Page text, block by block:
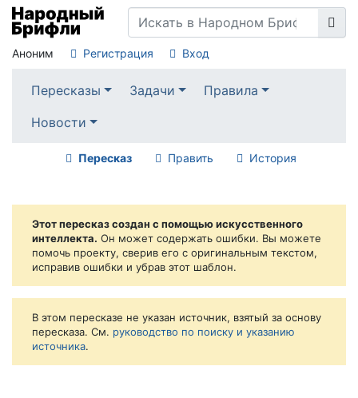
Аноним Регистрация Вход
Пересказы Задачи
Правила
Новости
Пересказ Править История
Этот пересказ создан с помощью искусственного
интеллекта. Он может содержать ошибки. Вы можете
помочь проекту, сверив его с оригинальным текстом,
исправив ошибки и убрав этот шаблон.
В этом пересказе не указан источник, взятый за основу
пересказа. См. руководство по поиску и указанию
источника.